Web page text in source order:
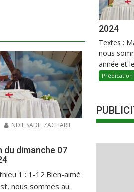
NDIE SADIE ZACHARIE
du dimanche 07
1 : 1-12 Bien-aimé
nous sommes au
2024
Textes :
nous
année et
Prédication